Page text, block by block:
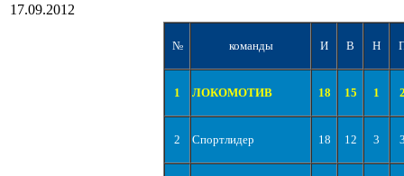
17.09.2012
№ команды И В Н
1 ЛОКОМОТИВ 18 15 1
2 Спортлидер 18 12 3